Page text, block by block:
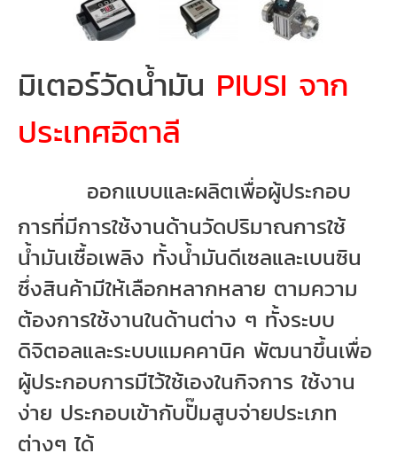
มิเตอร์วัดน้ำมัน PIUSI จาก
ประเทศอิตาลี
ออกแบบและผลิตเพื่อผู้ประกอบ
การที่มีการใช้งานด้านวัดปริมาณการใช้
น้ำมันเชื้อเพลิง ทั้งน้ำมันดีเซลและเบนซิน
ซึ่งสินค้ามีให้เลือกหลากหลาย ตามความ
ต้องการใช้งานในด้านต่าง ๆ ทั้งระบบ
ดิจิตอลและระบบแมคคานิค พัฒนาขึ้นเพื่อ
ผู้ประกอบการมีไว้ใช้เองในกิจการ ใช้งาน
ง่าย ประกอบเข้ากับปั๊มสูบจ่ายประเภท
ต่างๆ ได้